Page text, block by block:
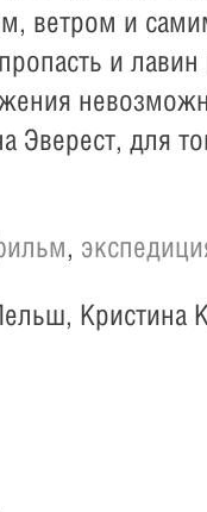
ветром и
и
Эверест, для
,
Кристина